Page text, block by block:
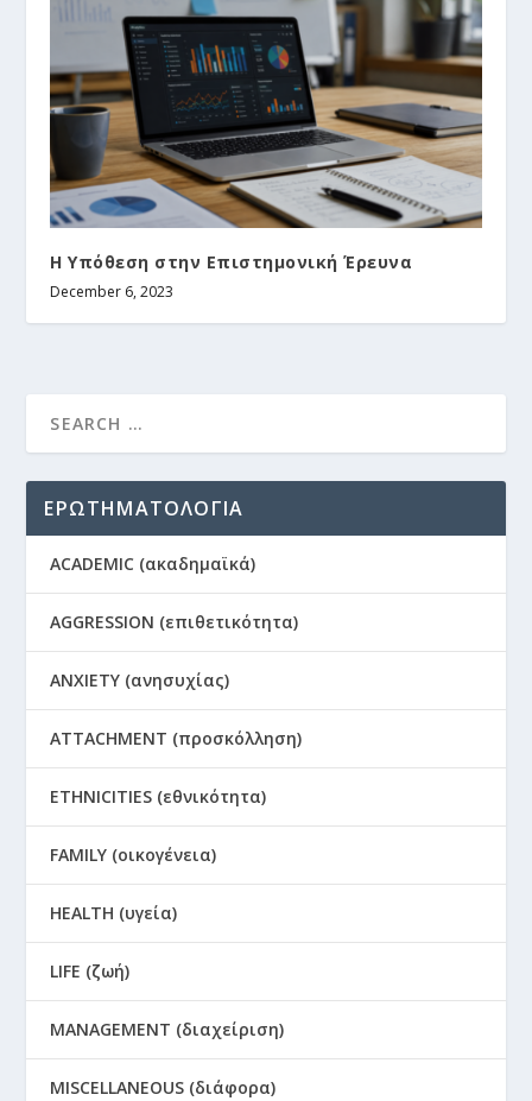
Η Υπόθεση στην Επιστημονική Έρευνα
December 6, 2023
ΕΡΩΤΗΜΑΤΟΛΟΓΙΑ
ACADEMIC (ακαδημαϊκά)
AGGRESSION (επιθετικότητα)
ANXIETY (ανησυχίας)
ATTACHMENT (προσκόλληση)
ETHNICITIES (εθνικότητα)
FAMILY (οικογένεια)
HEALTH (υγεία)
LIFE (ζωή)
MANAGEMENT (διαχείριση)
MISCELLANEOUS (διάφορα)